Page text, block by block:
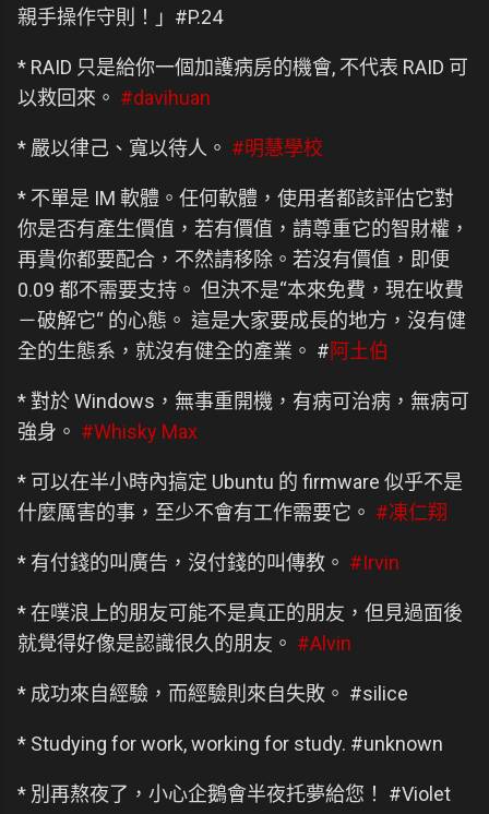
親手操作守則！」#P.24
* RAID 只是給你一個加護病房的機會, 不代表 RAID 可
以救回來。 #davihuan
* 嚴以律己、寬以待人。 #明慧學校
* 不單是 IM 軟體。任何軟體，使用者都該評估它對
你是否有產生價值，若有價值，請尊重它的智財權，
再貴你都要配合，不然請移除。若沒有價值，即便
0.09 都不需要支持。 但決不是“本來免費，現在收費
－破解它“ 的心態。 這是大家要成長的地方，沒有健
全的生態系，就沒有健全的產業。 #阿土伯
* 對於 Windows，無事重開機，有病可治病，無病可
強身。 #Whisky Max
* 可以在半小時內搞定 Ubuntu 的 firmware 似乎不是
什麼厲害的事，至少不會有工作需要它。 #凍仁翔
* 有付錢的叫廣告，沒付錢的叫傳教。 #Irvin
* 在噗浪上的朋友可能不是真正的朋友，但見過面後
就覺得好像是認識很久的朋友。 #Alvin
* 成功來自經驗，而經驗則來自失敗。 #silice
* Studying for work, working for study. #unknown
* 別再熬夜了，小心企鵝會半夜托夢給您！ #Violet